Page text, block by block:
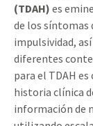
(TDAH) es
de los síntomas
impulsividad,
diferentes
para el TDAH
historia clínica
información de